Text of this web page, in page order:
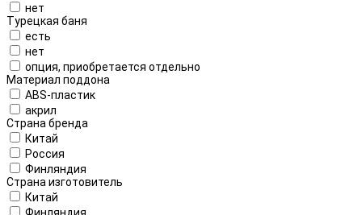
нет
Турецкая баня
есть
нет
опция, приобретается отдельно
Материал поддона
ABS-пластик
акрил
Страна бренда
Китай
Россия
Финляндия
Страна изготовитель
Китай
Финляндия